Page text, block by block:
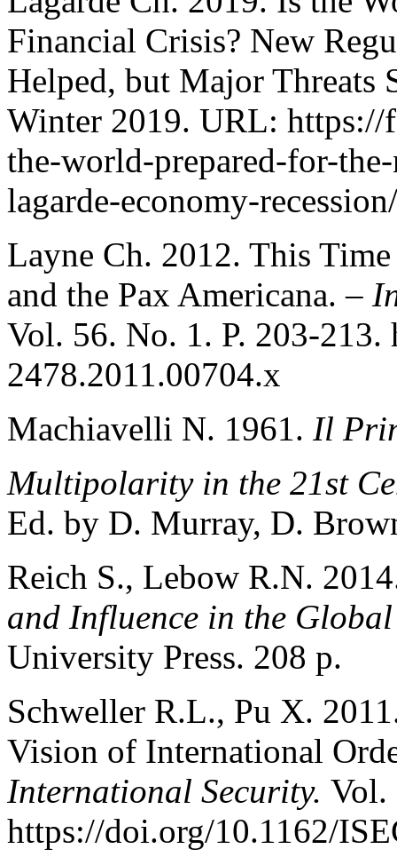
Financial Crisis? New
Helped, but Major
Winter 2019. URL: https://
the-world-prepared-for-
lagarde-economy-
Layne Ch. 2012. This
and the Pax Americana. –
Vol. 56. No. 1. P. 203-
2478.2011.00704.x
Machiavelli N. 1961. Il
Multipolarity in the 21st
Ed. by D. Murray, D.
Reich S., Lebow R.N.
and Influence in the Global
University Press. 208 p.
Schweller R.L., Pu X.
Vision of International
International Security. Vol.
https://doi.org/10.1162/